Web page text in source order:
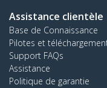
Assistance clientèle
Base de Connaissance
Pilotes et
Support FAQs
Assistance
Politique de garantie